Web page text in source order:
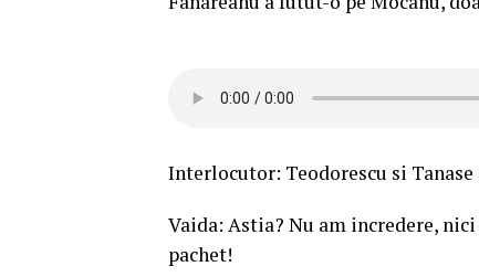
Interlocutor: Teodorescu si Tanase
Vaida: Astia? Nu am incredere,
pachet!